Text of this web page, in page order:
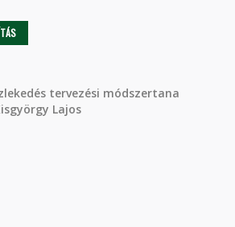
tervezési módszertana
Lajos